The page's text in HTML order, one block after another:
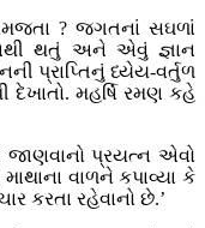
? જગતનાં સઘળાં
થતું અને એવું જ્ઞાન
પ્રાપ્તિનું ધ્યેય-વર્તુળ
મહર્ષિ રમણ કહે
જાણવાનો પ્રયત્ન એવો
વાળને કપાવ્યા કે
કરતા રહેવાનો છે.’